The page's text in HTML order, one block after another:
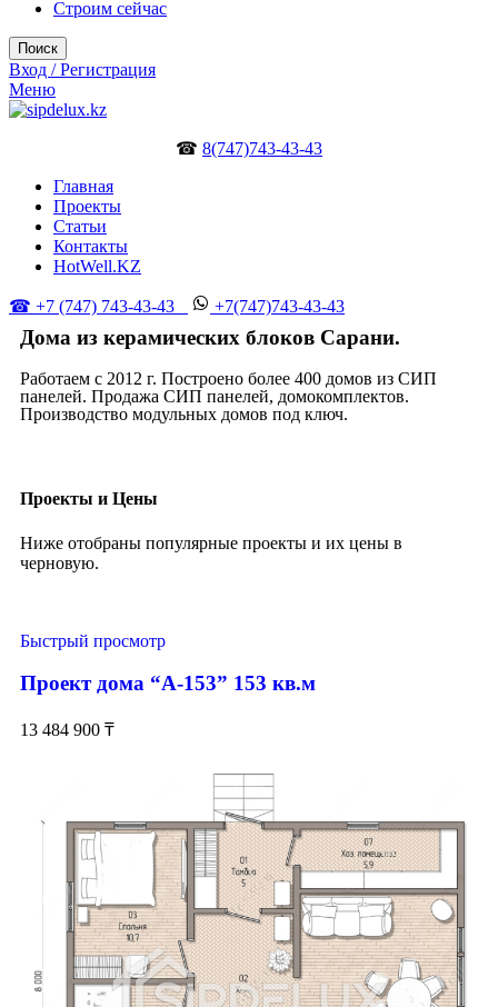
Строим сейчас
Поиск
Вход / Регистрация
Меню
☎ 8(747)743-43-43
Главная
Проекты
Статьи
Контакты
HotWell.KZ
☎ +7 (747) 743-43-43 +7(747)743-43-43
Дома из керамических блоков Сарани.
Работаем с 2012 г. Построено более 400 домов из СИП
панелей. Продажа СИП панелей, домокомплектов.
Производство модульных домов под ключ.
Проекты и Цены
Ниже отобраны популярные проекты и их цены в
черновую.
Быстрый просмотр
Проект дома “А-153” 153 кв.м
13 484 900 ₸